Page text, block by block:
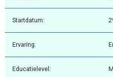
Startdatum:
Ervaring:
Educatielevel: